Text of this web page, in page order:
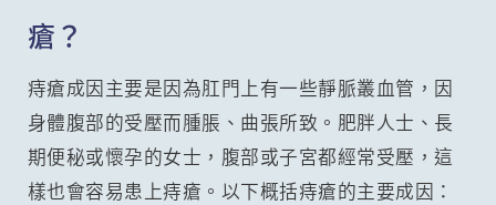
瘡？
痔瘡成因主要是因為肛門上有一些靜脈叢血管，因
身體腹部的受壓而腫脹、曲張所致。肥胖人士、長
期便秘或懷孕的女士，腹部或子宮都經常受壓，這
樣也會容易患上痔瘡。以下概括痔瘡的主要成因：